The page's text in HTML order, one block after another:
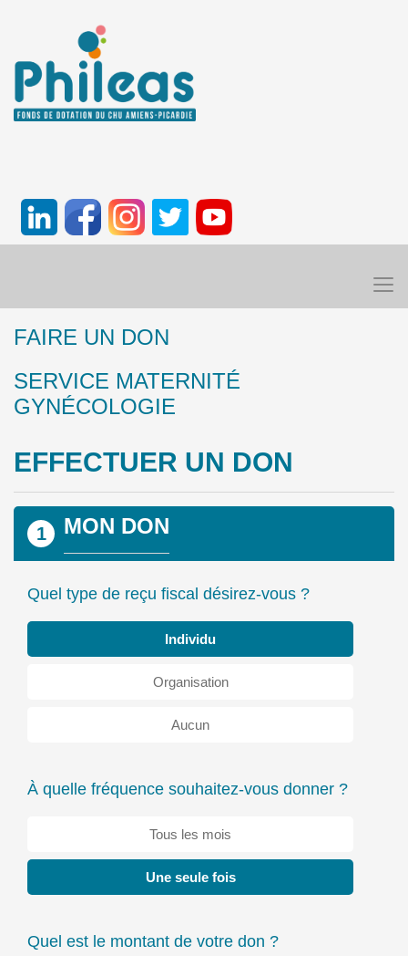
FAIRE UN DON
SERVICE MATERNITÉ
GYNÉCOLOGIE
EFFECTUER UN DON
1 MON DON
Quel type de reçu fiscal désirez-vous ?
Individu
Organisation
Aucun
À quelle fréquence souhaitez-vous donner ?
Tous les mois
Une seule fois
Quel est le montant de votre don ?